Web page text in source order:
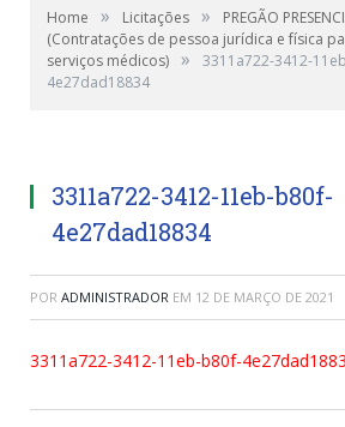
Home » Licitações »
PREGÃO
(Contratações de pessoa jurídica e física
serviços médicos) »
3311a722-3412-
4e27dad18834
3311a722-3412-11eb-b80f-
4e27dad18834
POR ADMINISTRADOR EM 12 DE MARÇO DE 2021
3311a722-3412-11eb-b80f-